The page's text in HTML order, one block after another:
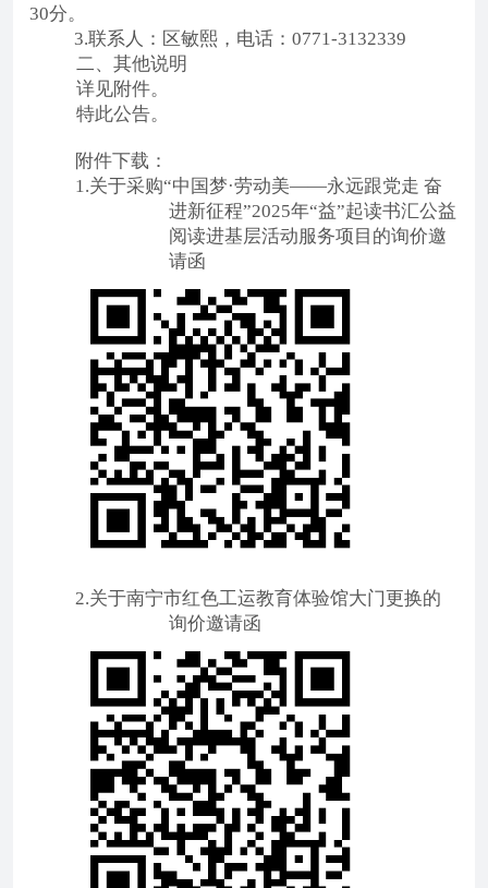
30分。
3.联系人：区敏熙，电话：0771-3132339
二、其他说明
详见附件。
特此公告。
附件下载：
1.关于采购“中国梦·劳动美——永远跟党走 奋
进新征程”2025年“益”起读书汇公益
阅读进基层活动服务项目的询价邀
请函
2.关于南宁市红色工运教育体验馆大门更换的
询价邀请函